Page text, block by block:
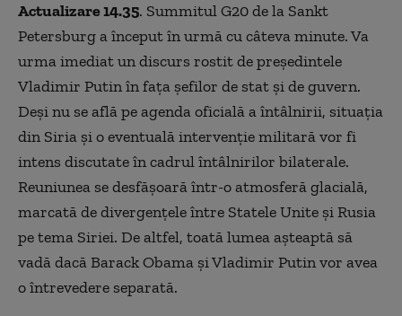
Actualizare 14.35. Summitul G20 de la Sankt
Petersburg a început în urmă cu câteva minute. Va
urma imediat un discurs rostit de preşedintele
Vladimir Putin în fața şefilor de stat şi de guvern.
Deşi nu se află pe agenda oficială a întâlnirii, situaţia
din Siria şi o eventuală intervenţie militară vor fi
intens discutate în cadrul întâlnirilor bilaterale.
Reuniunea se desfăşoară într-o atmosferă glacială,
marcată de divergenţele între Statele Unite şi Rusia
pe tema Siriei. De altfel, toată lumea aşteaptă să
vadă dacă Barack Obama şi Vladimir Putin vor avea
o întrevedere separată.